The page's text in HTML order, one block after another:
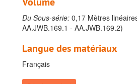
Du Sous-série: 0,17 Mètres
AA.JWB.169.1 - AA.JWB.169.2)
Langue des matériaux
Français
B. Gestion financière, 1924-1928
D. Gestion matérielle, surveillance
E. Coordination initiatives de